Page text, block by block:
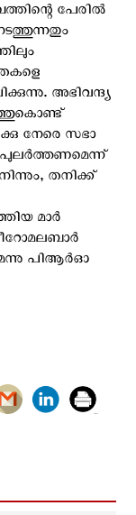
പേരിൽ
അഭിവന്ദ്യ
നേരെ സഭാ
തനിക്ക്
മാർ
പി‌ആര്‍‌ഓ